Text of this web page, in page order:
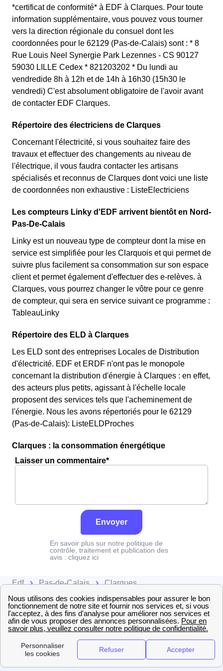
*certificat de conformité* à EDF à Clarques. Pour toute
information supplémentaire, vous pouvez vous tourner
vers la direction régionale du consuel dont les
coordonnées pour le 62129 (Pas-de-Calais) sont : * 8
Rue Louis Neel Synergie Park Lezennes - CS 90127
59030 LILLE Cedex * 821203202 * Du lundi au
vendredide 8h à 12h et de 14h à 16h30 (15h30 le
vendredi) C'est absolument obligatoire de l'avoir avant
de contacter EDF Clarques.
Répertoire des électriciens de Clarques
Concernant l'électricité, si vous souhaitez faire des
travaux et effectuer des changements au niveau de
l'électrique, il vous faudra contacter les artisans
spécialisés et reconnus de Clarques dont voici une liste
de coordonnées non exhaustive : ListeElectriciens
Les compteurs Linky d'EDF arrivent bientôt en Nord-
Pas-De-Calais
Linky est un nouveau type de compteur dont la mise en
service est simplifiée pour les Clarquois et qui permet de
suivre plus facilement sa consommation sur son espace
client et permet également d'effectuer des e-relèves. à
Clarques, vous pourrez changer le vôtre pour ce genre
de compteur, qui sera en service suivant ce programme :
TableauLinky
Répertoire des ELD à Clarques
Les ELD sont des entreprises Locales de Distribution
d'électricité. EDF et ERDF n'ont pas le monopole
concernant la distribution d'énergie à Clarques : en effet,
des acteurs plus petits, agissant à l'échelle locale
proposent des services tels que l'acheminement de
l'énergie. Nous les avons répertoriés pour le 62129
(Pas-de-Calais): ListeELDProches
Clarques : la consommation énergétique
Laisser un commentaire*
Envoyer
En savoir plus sur notre politique de
contrôle, traitement et publication des
avis : cliquez ici
Edf Pas-de-Calais Clarques